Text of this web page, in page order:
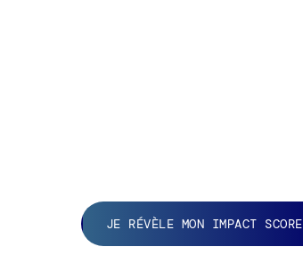
JE RÉVÈLE MON IMPACT SCORE